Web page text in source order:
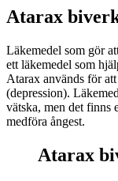
Atarax
Läkemedel som gör
ett läkemedel som
Atarax används för
(depression).
vätska, men det finns
medföra ångest.
Atarax